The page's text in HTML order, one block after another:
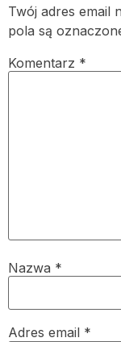
Twój adres email
pola są
Komentarz *
Nazwa *
Adres email *